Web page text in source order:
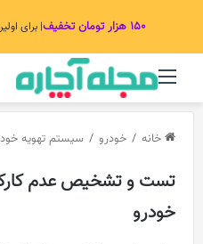
۱۵۰ هزار تومان تخفیف | برای
منو
خانه / خودرو / سیستم تهویه
تست و تشخیص عدم
خودرو